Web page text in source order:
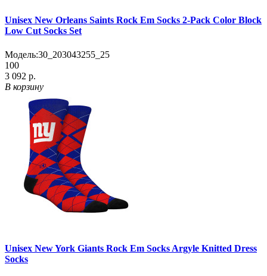
Unisex New Orleans Saints Rock Em Socks 2-Pack Color Block
Low Cut Socks Set
Модель:30_203043255_25
100
3 092 р.
В корзину
Unisex New York Giants Rock Em Socks Argyle Knitted Dress
Socks